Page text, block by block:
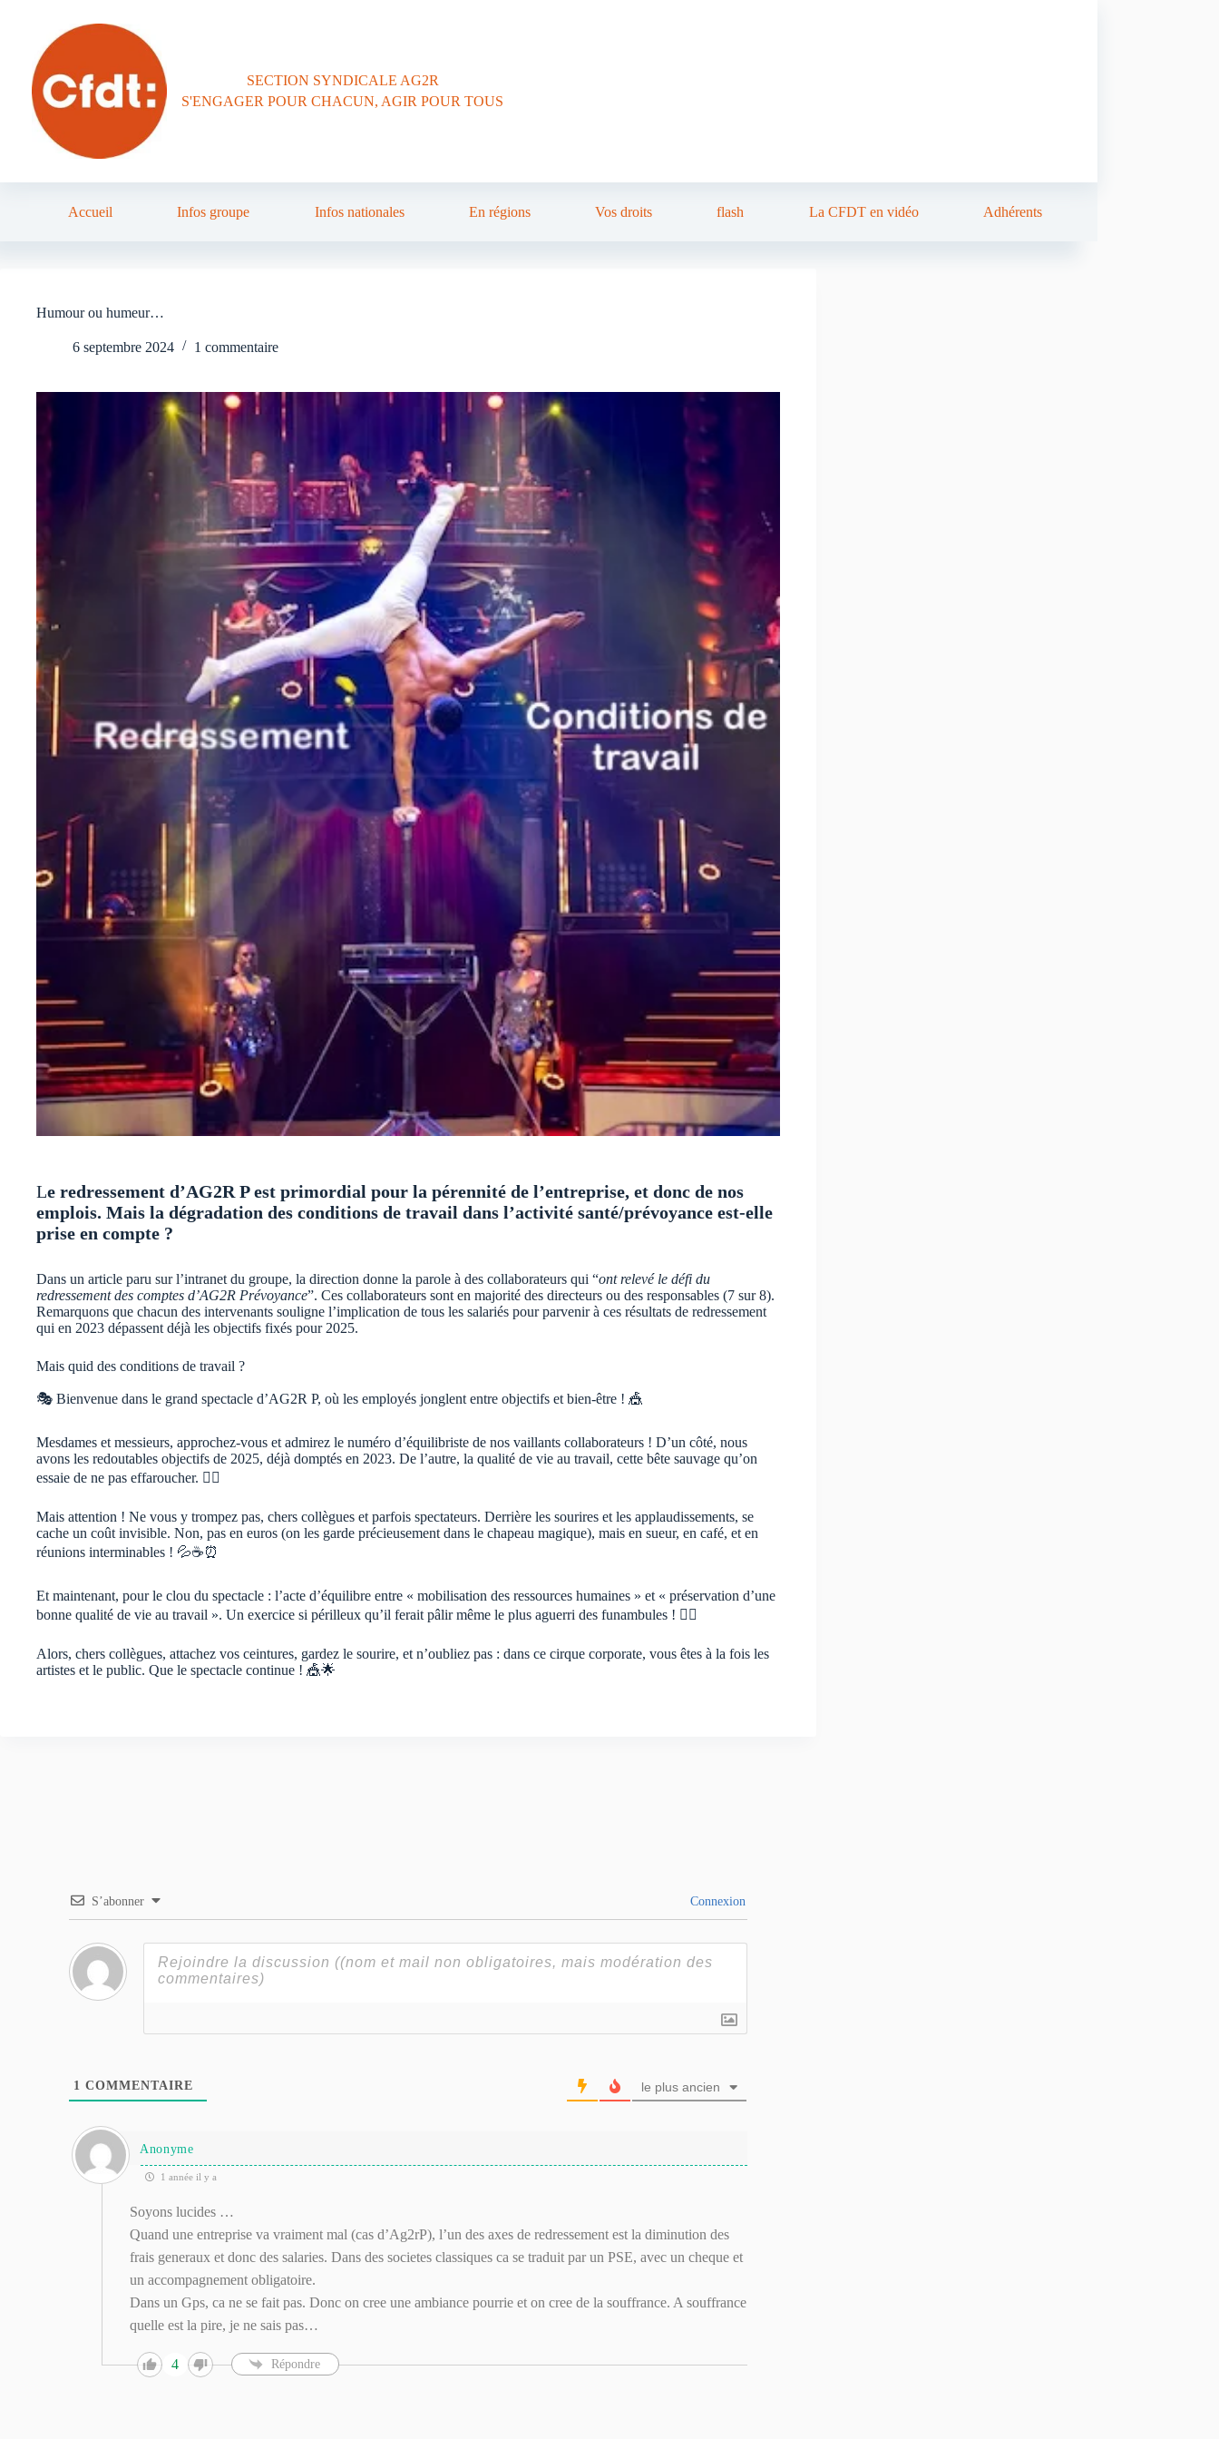
SECTION SYNDICALE AG2R
S'ENGAGER POUR CHACUN, AGIR POUR TOUS
Accueil Infos groupe Infos nationales En régions Vos droits flash La CFDT en vidéo Adhérents
Humour ou humeur…
6 septembre 2024 1 commentaire
Le redressement d’AG2R P est primordial pour la pérennité de l’entreprise, et donc de nos
emplois. Mais la dégradation des conditions de travail dans l’activité santé/prévoyance est-elle
prise en compte ?
Dans un article paru sur l’intranet du groupe, la direction donne la parole à des collaborateurs qui “ont relevé le défi du
redressement des comptes d’AG2R Prévoyance”. Ces collaborateurs sont en majorité des directeurs ou des responsables (7 sur 8).
Remarquons que chacun des intervenants souligne l’implication de tous les salariés pour parvenir à ces résultats de redressement
qui en 2023 dépassent déjà les objectifs fixés pour 2025.
Mais quid des conditions de travail ?
🎭 Bienvenue dans le grand spectacle d’AG2R P, où les employés jonglent entre objectifs et bien-être ! 🎪
Mesdames et messieurs, approchez-vous et admirez le numéro d’équilibriste de nos vaillants collaborateurs ! D’un côté, nous
avons les redoutables objectifs de 2025, déjà domptés en 2023. De l’autre, la qualité de vie au travail, cette bête sauvage qu’on
essaie de ne pas effaroucher. 🤹‍♂️
Mais attention ! Ne vous y trompez pas, chers collègues et parfois spectateurs. Derrière les sourires et les applaudissements, se
cache un coût invisible. Non, pas en euros (on les garde précieusement dans le chapeau magique), mais en sueur, en café, et en
réunions interminables ! 💦☕️⏰
Et maintenant, pour le clou du spectacle : l’acte d’équilibre entre « mobilisation des ressources humaines » et « préservation d’une
bonne qualité de vie au travail ». Un exercice si périlleux qu’il ferait pâlir même le plus aguerri des funambules ! 🤸‍♀️
Alors, chers collègues, attachez vos ceintures, gardez le sourire, et n’oubliez pas : dans ce cirque corporate, vous êtes à la fois les
artistes et le public. Que le spectacle continue ! 🎪🌟
S’abonner Connexion
1 COMMENTAIRE le plus ancien
Anonyme
1 année il y a
Soyons lucides …
Quand une entreprise va vraiment mal (cas d’Ag2rP), l’un des axes de redressement est la diminution des
frais generaux et donc des salaries. Dans des societes classiques ca se traduit par un PSE, avec un cheque et
un accompagnement obligatoire.
Dans un Gps, ca ne se fait pas. Donc on cree une ambiance pourrie et on cree de la souffrance. A souffrance
quelle est la pire, je ne sais pas…
4 Répondre